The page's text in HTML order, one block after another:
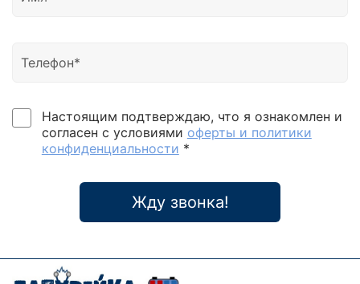
Настоящим подтверждаю, что я ознакомлен и
согласен с условиями оферты и политики
конфиденциальности *
Жду звонка!